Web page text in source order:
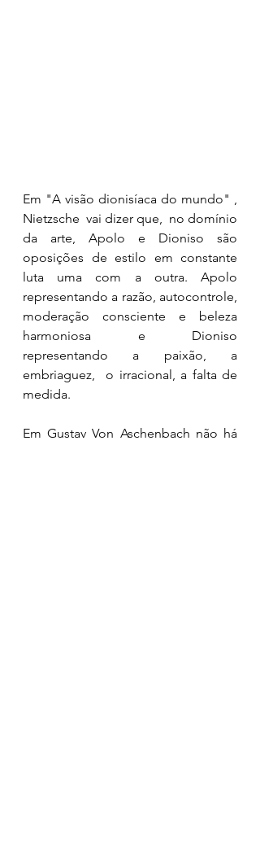
Em "A visão dionisíaca do mundo" ,
Nietzsche  vai dizer que,  no domínio
da arte, Apolo e Dioniso são
oposições de estilo em constante
luta uma com a outra. Apolo
representando a razão, autocontrole,
moderação consciente e beleza
harmoniosa e Dioniso
representando a paixão, a
embriaguez,  o irracional, a falta de
medida.
Em Gustav Von Aschenbach não há